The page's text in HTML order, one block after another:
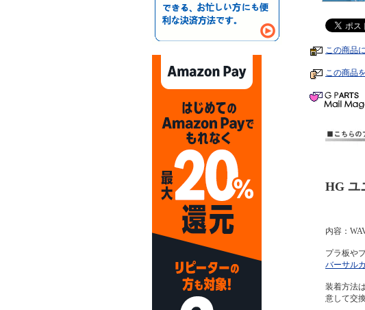
この商品
この商品
HG ユ
内容：
プラ板や
バーサル
装着方法
意して交